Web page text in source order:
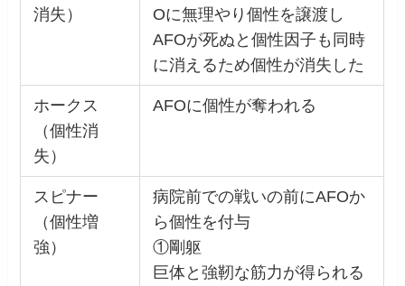
消失）
Oに無理やり個性を譲渡し
AFOが死ぬと個性因子も同時
に消えるため個性が消失した
ホークス
（個性消
失）
AFOに個性が奪われる
スピナー
（個性増
強）
病院前での戦いの前にAFOか
ら個性を付与
①剛躯
巨体と強靭な筋力が得られる